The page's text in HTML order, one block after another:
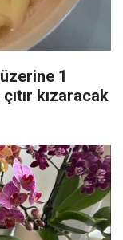
1
kızaracak